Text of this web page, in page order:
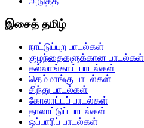
இசைத் தமிழ்
நாட்டுப்புற பாடல்கள்
குழந்தைகளுக்கான பாடல்கள்
கல்லாங்காய் பாடல்கள்
தெம்மாங்கு பாடல்கள்
சிந்து பாடல்கள்
கோலாட்டப் பாடல்கள்
தாலாட்டுப் பாடல்கள்
ஒப்பாரிப் பாடல்கள்